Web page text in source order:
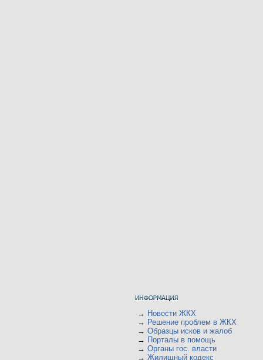
→ Новости ЖКХ
→ Решение проблем в ЖКХ
→ Образцы исков и жалоб
→ Порталы в помощь
→ Органы гос. власти
→ Жилищный кодекс